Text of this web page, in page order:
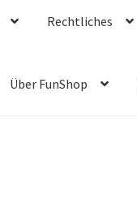
Rechtliches
Über FunShop